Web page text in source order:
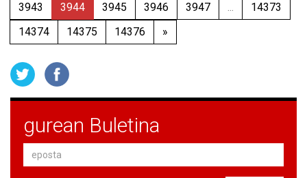
3943
3944 3945 3946 3947 ...
14373
14374
14375 14376 »
gurean Buletina